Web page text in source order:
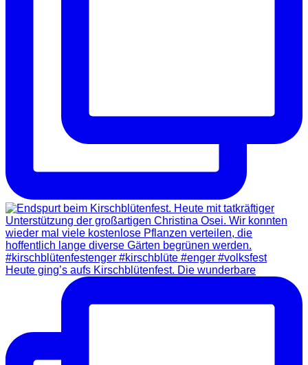
Heute ging’s aufs Kirschblütenfest. Die wunderbare